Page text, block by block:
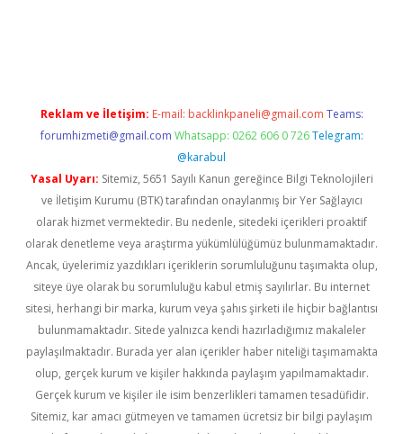
Reklam ve İletişim: E-mail: backlinkpaneli@gmail.com Teams:
forumhizmeti@gmail.com Whatsapp: 0262 606 0 726 Telegram:
@karabul
Yasal Uyarı: Sitemiz, 5651 Sayılı Kanun gereğince Bilgi Teknolojileri
ve İletişim Kurumu (BTK) tarafından onaylanmış bir Yer Sağlayıcı
olarak hizmet vermektedir. Bu nedenle, sitedeki içerikleri proaktif
olarak denetleme veya araştırma yükümlülüğümüz bulunmamaktadır.
Ancak, üyelerimiz yazdıkları içeriklerin sorumluluğunu taşımakta olup,
siteye üye olarak bu sorumluluğu kabul etmiş sayılırlar. Bu internet
sitesi, herhangi bir marka, kurum veya şahıs şirketi ile hiçbir bağlantısı
bulunmamaktadır. Sitede yalnızca kendi hazırladığımız makaleler
paylaşılmaktadır. Burada yer alan içerikler haber niteliği taşımamakta
olup, gerçek kurum ve kişiler hakkında paylaşım yapılmamaktadır.
Gerçek kurum ve kişiler ile isim benzerlikleri tamamen tesadüfidir.
Sitemiz, kar amacı gütmeyen ve tamamen ücretsiz bir bilgi paylaşım